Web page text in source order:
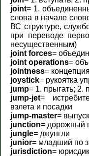
joint= 1.
слова в начале
ВС структуре,
при переводе
несущественным)
joint forces=
joint operations=
jointness=
joystick= рукоятка
jump= 1. прыгать;
jump-jet=
взлета и посадки
jump-master=
junction= дорожный
jungle= джунгли
junior= младший по
jurisdiction=